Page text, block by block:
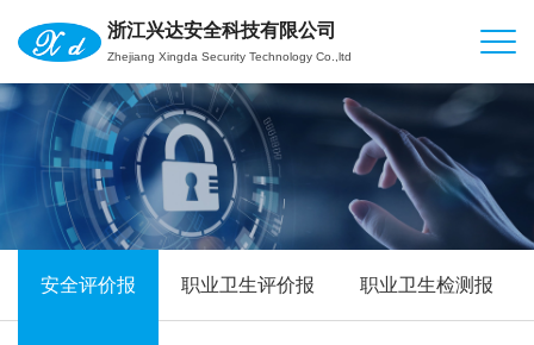
浙江兴达安全科技有限公司
Zhejiang Xingda Security Technology Co.,ltd
安全评价报 职业卫生评价报 职业卫生检测报